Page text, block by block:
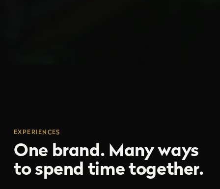
EXPERIENCES
One brand. Many ways
to spend time together.